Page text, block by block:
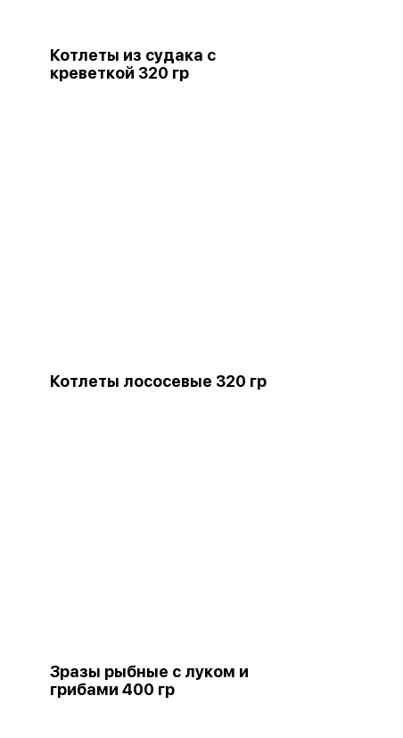
Котлеты из судака с
креветкой 320 гр
Котлеты лососевые 320 гр
Зразы рыбные с луком и
грибами 400 гр